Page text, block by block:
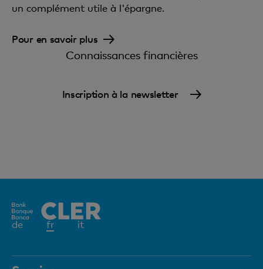
un complément utile à l'épargne.
Pour en savoir plus
Connaissances financières
Inscription à la newsletter
de frElément
it